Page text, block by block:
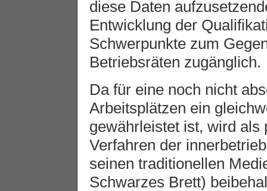
diese Daten
Entwicklung der
Schwerpunkte zum
Betriebsräten zugänglich.
Da für eine noch nicht
Arbeitsplätzen ein
gewährleistet ist, wird als
Verfahren der
seinen traditionellen
Schwarzes Brett)